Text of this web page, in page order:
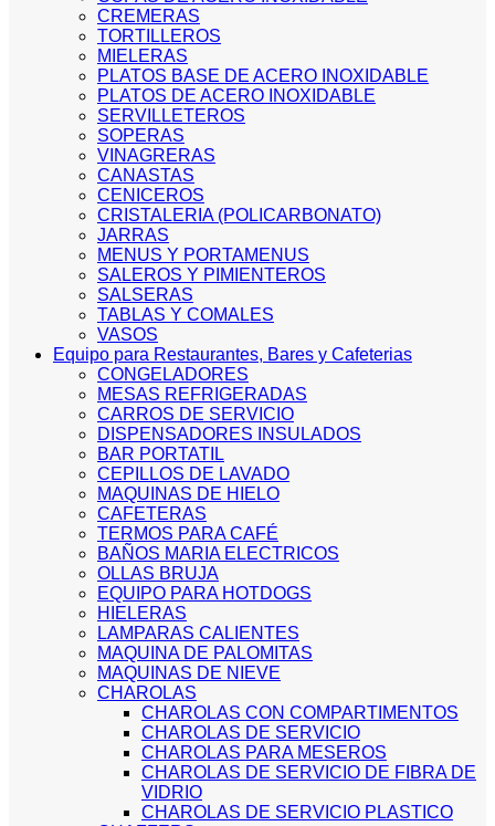
CREMERAS
TORTILLEROS
MIELERAS
PLATOS BASE DE ACERO INOXIDABLE
PLATOS DE ACERO INOXIDABLE
SERVILLETEROS
SOPERAS
VINAGRERAS
CANASTAS
CENICEROS
CRISTALERIA (POLICARBONATO)
JARRAS
MENUS Y PORTAMENUS
SALEROS Y PIMIENTEROS
SALSERAS
TABLAS Y COMALES
VASOS
Equipo para Restaurantes, Bares y Cafeterias
CONGELADORES
MESAS REFRIGERADAS
CARROS DE SERVICIO
DISPENSADORES INSULADOS
BAR PORTATIL
CEPILLOS DE LAVADO
MAQUINAS DE HIELO
CAFETERAS
TERMOS PARA CAFÉ
BAÑOS MARIA ELECTRICOS
OLLAS BRUJA
EQUIPO PARA HOTDOGS
HIELERAS
LAMPARAS CALIENTES
MAQUINA DE PALOMITAS
MAQUINAS DE NIEVE
CHAROLAS
CHAROLAS CON COMPARTIMENTOS
CHAROLAS DE SERVICIO
CHAROLAS PARA MESEROS
CHAROLAS DE SERVICIO DE FIBRA DE
VIDRIO
CHAROLAS DE SERVICIO PLASTICO